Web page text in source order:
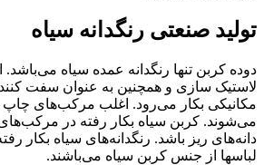
تولید صنعتی رنگدانه سیاه
دوده کربن تنها رنگدانه عمده سیاه
لاستیک سازی و همچنین به عنوان سفت
مکانیکی بکار می‌رود. اغلب مرکب‌‌های چاپ بر
می‌شوند. کربن سیاه بکار رفته در
دانه‌های ریز باشد. رنگدانه‌های سیاه بکار
لباسها از جنس کربن سیاه می‌باشند.